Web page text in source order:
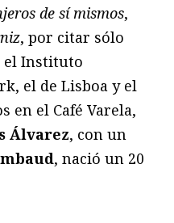
de sí mismos,
, por citar sólo
el Instituto
el de Lisboa y el
en el Café Varela,
Álvarez, con un
, nació un 20